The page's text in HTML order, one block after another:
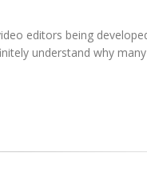
editors being
understand why